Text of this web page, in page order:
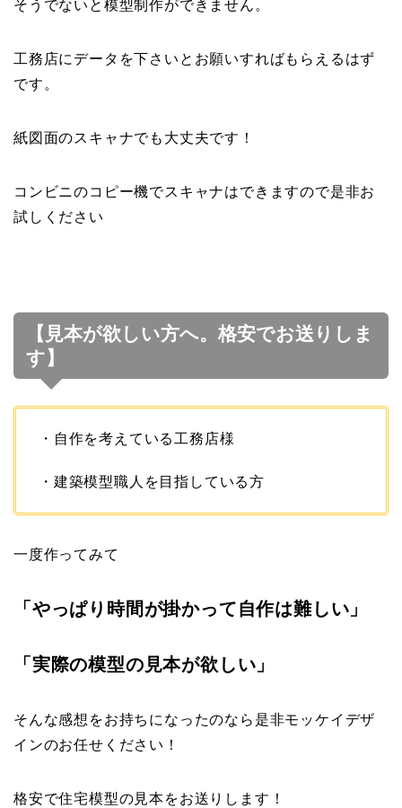
そうでないと模型制作ができません。
工務店にデータを下さいとお願いすればもらえるはず
です。
紙図面のスキャナでも大丈夫です！
コンビニのコピー機でスキャナはできますので是非お
試しください
【見本が欲しい方へ。格安でお送りしま
す】
・自作を考えている工務店様
・建築模型職人を目指している方
一度作ってみて
「やっぱり時間が掛かって自作は難しい」
「実際の模型の見本が欲しい」
そんな感想をお持ちになったのなら是非モッケイデザ
インのお任せください！
格安で住宅模型の見本をお送りします！